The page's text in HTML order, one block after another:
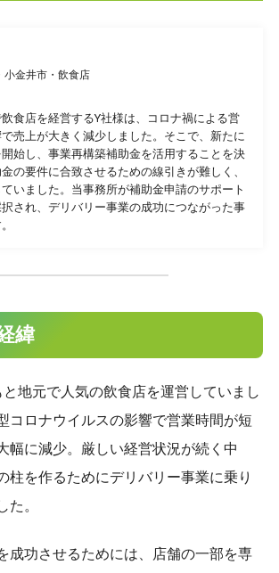
小金井市・飲食店
食店を経営するY社様は、コロナ禍による営
売上が大きく減少しました。そこで、新たに
始し、事業再構築補助金を活用することを決
の要件に合致させるための線引きが難しく、
いました。当事務所が補助金申請のサポート
され、デリバリー事業の成功につながった事
緯
地元で人気の飲食店を運営していまし
コロナウイルスの影響で営業時間が短
幅に減少。厳しい経営状況が続く中
柱を作るためにデリバリー事業に乗り
。
成功させるためには、店舗の一部を専
CONTACT
お問合せ
ございましたら、お気軽にお問合せく
寧に対応いたします。
452-5423
9時～18時（土日祝日は定休日）